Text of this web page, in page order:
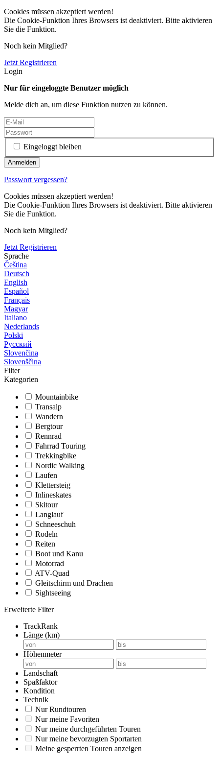
Cookies müssen akzeptiert werden!
Die Cookie-Funktion Ihres Browsers ist deaktiviert. Bitte aktivieren
Sie die Funktion.
Noch kein Mitglied?
Jetzt Registrieren
Login
Nur für eingeloggte Benutzer möglich
Melde dich an, um diese Funktion nutzen zu können.
Eingeloggt bleiben
Passwort vergessen?
Cookies müssen akzeptiert werden!
Die Cookie-Funktion Ihres Browsers ist deaktiviert. Bitte aktivieren
Sie die Funktion.
Noch kein Mitglied?
Jetzt Registrieren
Sprache
Čeština
Deutsch
English
Español
Français
Magyar
Italiano
Nederlands
Polski
Русский
Slovenčina
Slovenščina
Filter
Kategorien
Mountainbike
Transalp
Wandern
Bergtour
Rennrad
Fahrrad Touring
Trekkingbike
Nordic Walking
Laufen
Klettersteig
Inlineskates
Skitour
Langlauf
Schneeschuh
Rodeln
Reiten
Boot und Kanu
Motorrad
ATV-Quad
Gleitschirm und Drachen
Sightseeing
Erweiterte Filter
TrackRank
Länge (km)
Höhenmeter
Landschaft
Spaßfaktor
Kondition
Technik
Nur Rundtouren
Nur meine Favoriten
Nur meine durchgeführten Touren
Nur meine bevorzugten Sportarten
Meine gesperrten Touren anzeigen